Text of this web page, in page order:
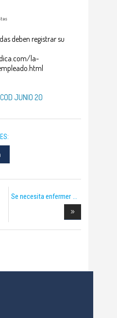
deben registrar su
la-
JUNIO 20
Se necesita enfermer